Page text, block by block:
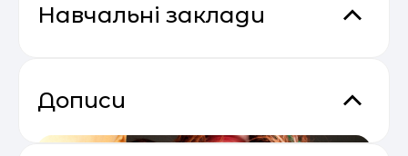
Навчальні заклади
Дописи